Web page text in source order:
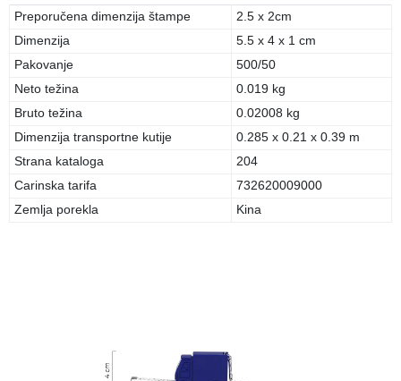
Preporučena dimenzija štampe
2.5 x 2cm
Dimenzija
5.5 x 4 x 1 cm
Pakovanje
500/50
Neto težina
0.019 kg
Bruto težina
0.02008 kg
Dimenzija transportne kutije
0.285 x 0.21 x 0.39 m
Strana kataloga
204
Carinska tarifa
732620009000
Zemlja porekla
Kina